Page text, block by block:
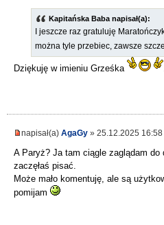
Kapitańska Baba napisał(a):
I jeszcze raz gratuluję
można tyle przebiec, zawsze
Dziękuję w imieniu Grześka
napisał(a) AgaGy » 25.12.2025 16:58
A Paryż? Ja tam ciągle zaglądam do
zaczęłaś pisać.
Może mało komentuję, ale są
pomijam